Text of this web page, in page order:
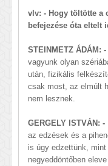
vlv: - Hogy töltötte a
befejezése óta eltelt
STEINMETZ ÁDÁM: -
vagyunk olyan
után, fizikális
csak most, az elmúlt
nem lesznek.
GERGELY ISTVÁN: -
az edzések és a
is úgy edzettünk,
negyeddöntőben